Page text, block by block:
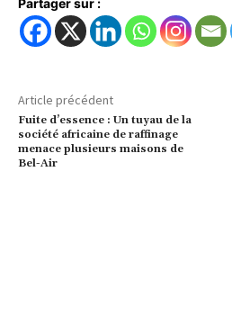
Article précédent
Fuite d’essence : Un tuyau de la
société africaine de raffinage
menace plusieurs maisons de
Bel-Air